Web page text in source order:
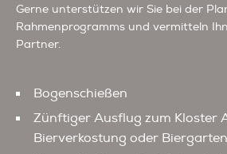
Gerne unterstützen wir Sie bei der
Rahmenprogramms und vermitteln
Partner.
Bogenschießen
Zünftiger Ausflug zum Kloster
Bierverkostung oder